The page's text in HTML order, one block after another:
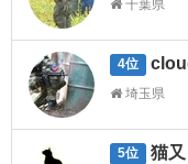
千葉県
4位
埼玉県
5位 猫又